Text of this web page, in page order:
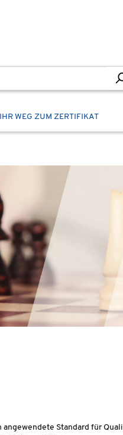
IHR WEG ZUM ZERTIFIKAT
Standard für